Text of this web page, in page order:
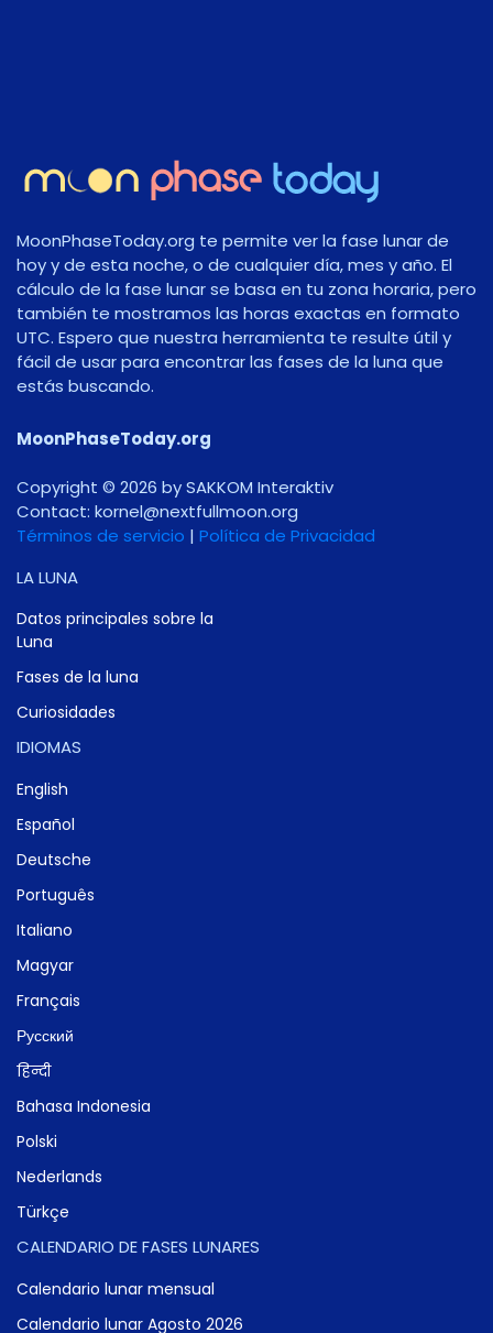
MoonPhaseToday.org te permite ver la fase lunar de
hoy y de esta noche, o de cualquier día, mes y año. El
cálculo de la fase lunar se basa en tu zona horaria, pero
también te mostramos las horas exactas en formato
UTC. Espero que nuestra herramienta te resulte útil y
fácil de usar para encontrar las fases de la luna que
estás buscando.
MoonPhaseToday.org
Copyright © 2026 by SAKKOM Interaktiv
Contact: gro.noomlluftxen@lenrok
Términos de servicio | Política de Privacidad
LA LUNA
Datos principales sobre la
Luna
Fases de la luna
Curiosidades
IDIOMAS
English
Español
Deutsche
Português
Italiano
Magyar
Français
Русский
हिन्दी
Bahasa Indonesia
Polski
Nederlands
Türkçe
CALENDARIO DE FASES LUNARES
Calendario lunar mensual
Calendario lunar Agosto 2026